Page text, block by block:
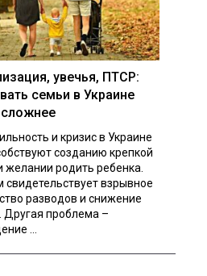
увечья, ПТСР:
семьи в Украине
и кризис в Украине
созданию крепкой
желании родить ребенка.
свидетельствует взрывное
разводов и снижение
Другая проблема –
...